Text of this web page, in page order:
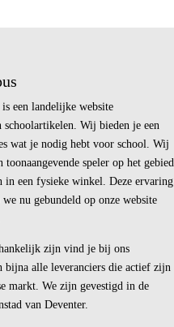
een landelijke website
schoolartikelen. Wij bieden je een
wat je nodig hebt voor school. Wij
speler op het gebied
in een fysieke winkel. Deze ervaring
we nu gebundeld op onze website
zijn vind je bij ons
bijna alle leveranciers die actief zijn
markt. We zijn gevestigd in de
van Deventer.